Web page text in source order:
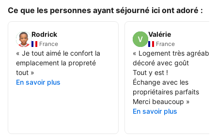
Ce que les personnes ayant séjourné ici ont adoré :
Rodrick
France
« Je tout aimé le confort la
emplacement la propreté
tout »
En savoir plus
Valérie
France
« Logement très agréable
décoré avec goût
Tout y est !
Échange avec les
propriétaires parfaits
Merci beaucoup »
En savoir plus